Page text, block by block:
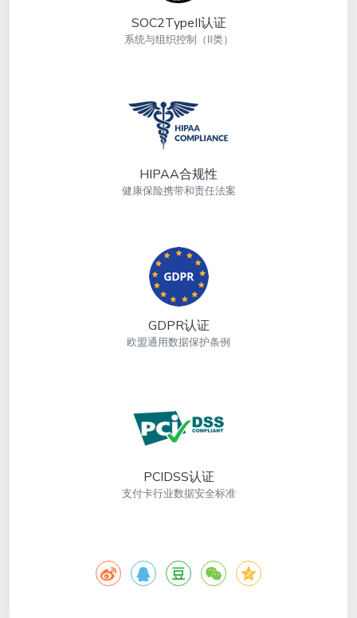
SOC2TypeII认证
系统与组织控制（Ⅱ类）
HIPAA合规性
健康保险携带和责任法案
GDPR认证
欧盟通用数据保护条例
PCIDSS认证
支付卡行业数据安全标准